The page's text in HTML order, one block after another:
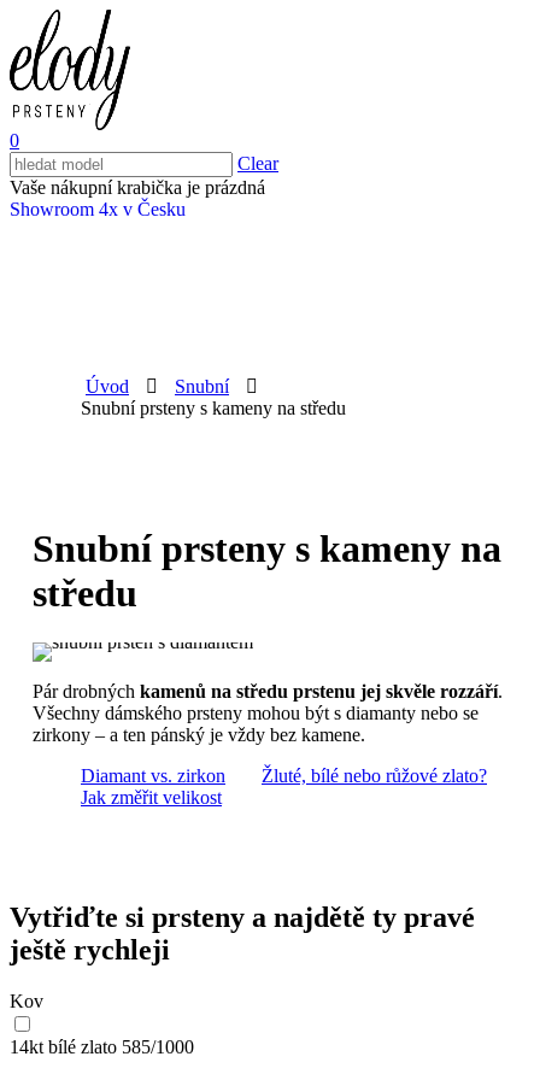
0
Clear
Vaše nákupní krabička je prázdná
Showroom 4x v Česku
Úvod
Snubní
Snubní prsteny s kameny na středu
Snubní prsteny s kameny na
středu
Pár drobných kamenů na středu prstenu jej skvěle rozzáří.
Všechny dámského prsteny mohou být s diamanty nebo se
zirkony – a ten pánský je vždy bez kamene.
Diamant vs. zirkon
Žluté, bílé nebo růžové zlato?
Jak změřit velikost
Vytřiďte si prsteny a najdětě ty pravé
ještě rychleji
Kov
14kt bílé zlato 585/1000